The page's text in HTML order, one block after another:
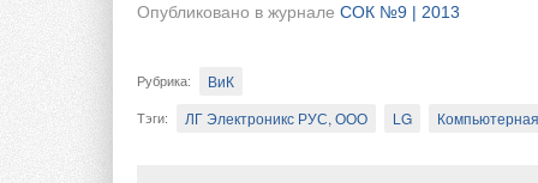
Опубликовано в журнале СОК №9 | 2013
Рубрика: ВиК
Тэги: ЛГ Электроникс РУС, ООО LG
Использование паровых увлажнителей –